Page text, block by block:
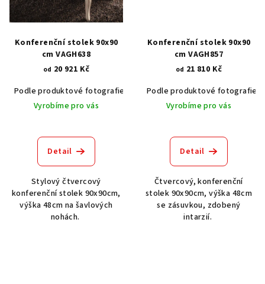
Konferenční stolek 90x90
cm VAGH638
od 20 921 Kč
Podle produktové fotografie
Akát vintage BT1551
Dub světlý
Vyrobíme pro vás
Detail
Stylový čtvercový
konferenční stolek 90x90cm,
výška 48cm na šavlových
nohách.
Konferenční stolek 90x90
cm VAGH857
od 21 810 Kč
Podle produktové fotografie
Vyrobíme pro vás
Detail
Čtvercový, konferenční
stolek 90x90cm, výška 48cm
se zásuvkou, zdobený
intarzií.